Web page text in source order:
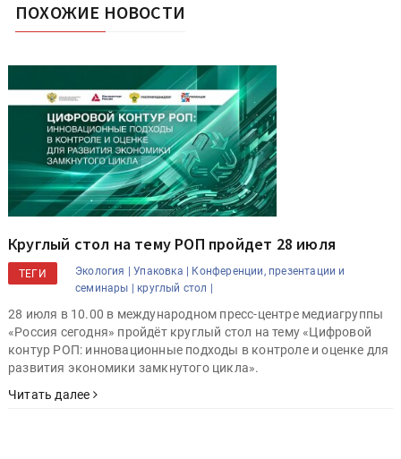
ПОХОЖИЕ НОВОСТИ
Круглый стол на тему РОП пройдет 28 июля
ТЕГИ Экология | Упаковка |
Конференции, презентации и
семинары |
круглый стол |
28 июля в 10.00 в международном пресс-центре медиагруппы
«Россия сегодня» пройдёт круглый стол на тему «Цифровой
контур РОП: инновационные подходы в контроле и оценке для
развития экономики замкнутого цикла».
Читать далее